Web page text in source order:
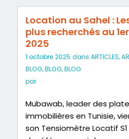
Location au Sahel :
plus recherchés au
2025
1 octobre 2025 dans ARTICLES,
BLOG,BLOG,BLOG
par
Mubawab, leader des
immobilières en Tunisie,
son Tensiomètre Locatif